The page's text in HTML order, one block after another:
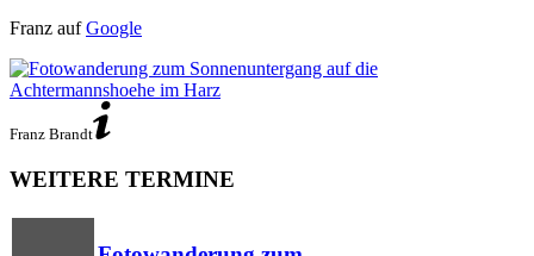
Franz aufGoogle
Franz Brandt
WEITERE TERMINE